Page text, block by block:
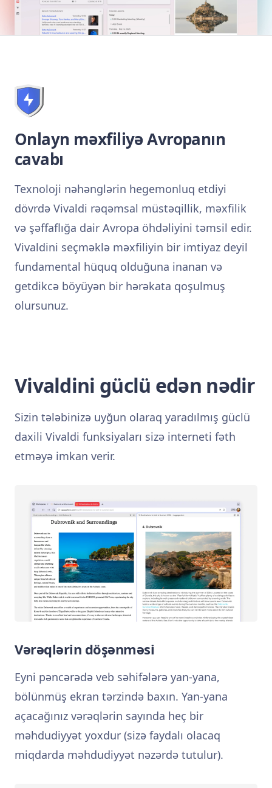
Onlayn məxfiliyə Avropanın
cavabı
Texnoloji nəhənglərin hegemonluq etdiyi
dövrdə Vivaldi rəqəmsal müstəqillik, məxfilik
və şəffaflığa dair Avropa öhdəliyini təmsil edir.
Vivaldini seçməklə məxfiliyin bir imtiyaz deyil
fundamental hüquq olduğuna inanan və
getdikcə böyüyən bir hərəkata qoşulmuş
olursunuz.
Vivaldini güclü edən nədir
Sizin tələbinizə uyğun olaraq yaradılmış güclü
daxili Vivaldi funksiyaları sizə interneti fəth
etməyə imkan verir.
Vərəqlərin döşənməsi
Eyni pəncərədə veb səhifələrə yan-yana,
bölünmüş ekran tərzində baxın. Yan-yana
açacağınız vərəqlərin sayında heç bir
məhdudiyyət yoxdur (sizə faydalı olacaq
miqdarda məhdudiyyət nəzərdə tutulur).